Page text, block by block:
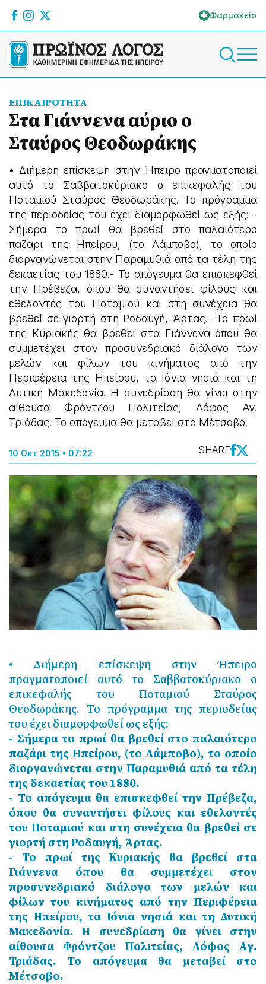
Φαρμακεία
ΕΠΙΚΑΙΡΟΤΗΤΑ
Στα Γιάννενα αύριο ο
Σταύρος Θεοδωράκης
• Διήμερη επίσκεψη στην Ήπειρο πραγματοποιεί
αυτό το Σαββατοκύριακο ο επικεφαλής του
Ποταμιού Σταύρος Θεοδωράκης. Το πρόγραμμα
της περιοδείας του έχει διαμορφωθεί ως εξής: -
Σήμερα το πρωί θα βρεθεί στο παλαιότερο
παζάρι της Ηπείρου, (το Λάμποβο), το οποίο
διοργανώνεται στην Παραμυθιά από τα τέλη της
δεκαετίας του 1880.- Το απόγευμα θα επισκεφθεί
την Πρέβεζα, όπου θα συναντήσει φίλους και
εθελοντές του Ποταμιού και στη συνέχεια θα
βρεθεί σε γιορτή στη Ροδαυγή, Άρτας.- Το πρωί
της Κυριακής θα βρεθεί στα Γιάννενα όπου θα
συμμετέχει στον προσυνεδριακό διάλογο των
μελών και φίλων του κινήματος από την
Περιφέρεια της Ηπείρου, τα Ιόνια νησιά και τη
Δυτική Μακεδονία. Η συνεδρίαση θα γίνει στην
αίθουσα Φρόντζου Πολιτείας, Λόφος Αγ.
Τριάδας. Το απόγευμα θα μεταβεί στο Μέτσοβο.
10 Οκτ 2015 • 07:22 SHARE
• Διήμερη επίσκεψη στην Ήπειρο
πραγματοποιεί αυτό το Σαββατοκύριακο ο
επικεφαλής του Ποταμιού Σταύρος
Θεοδωράκης. Το πρόγραμμα της περιοδείας
του έχει διαμορφωθεί ως εξής:
- Σήμερα το πρωί θα βρεθεί στο παλαιότερο
παζάρι της Ηπείρου, (το Λάμποβο), το οποίο
διοργανώνεται στην Παραμυθιά από τα τέλη
της δεκαετίας του 1880.
- Το απόγευμα θα επισκεφθεί την Πρέβεζα,
όπου θα συναντήσει φίλους και εθελοντές
του Ποταμιού και στη συνέχεια θα βρεθεί σε
γιορτή στη Ροδαυγή, Άρτας.
- Το πρωί της Κυριακής θα βρεθεί στα
Γιάννενα όπου θα συμμετέχει στον
προσυνεδριακό διάλογο των μελών και
φίλων του κινήματος από την Περιφέρεια
της Ηπείρου, τα Ιόνια νησιά και τη Δυτική
Μακεδονία. Η συνεδρίαση θα γίνει στην
αίθουσα Φρόντζου Πολιτείας, Λόφος Αγ.
Τριάδας. Το απόγευμα θα μεταβεί στο
Μέτσοβο.